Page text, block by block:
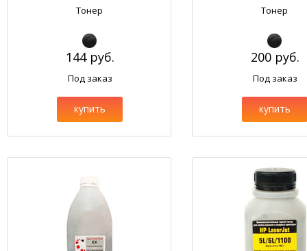
Тонер
144 руб.
Под заказ
купить
Тонер
200 руб.
Под заказ
купить